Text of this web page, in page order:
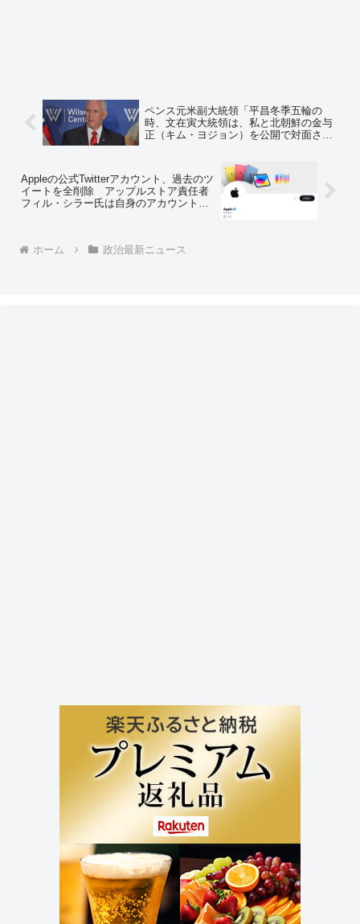
ペンス元米副大統領「平昌冬季五輪の
時、文在寅大統領は、私と北朝鮮の金与
正（キム・ヨジョン）を公開で対面させ
「さすが安倍ちゃんだね」「もう次期大
統領はペンスでいいよ」
Appleの公式Twitterアカウント、過去のツ
イートを全削除 アップルストア責任者
フィル・シラー氏は自身のアカウントを
ホーム 政治最新ニュース